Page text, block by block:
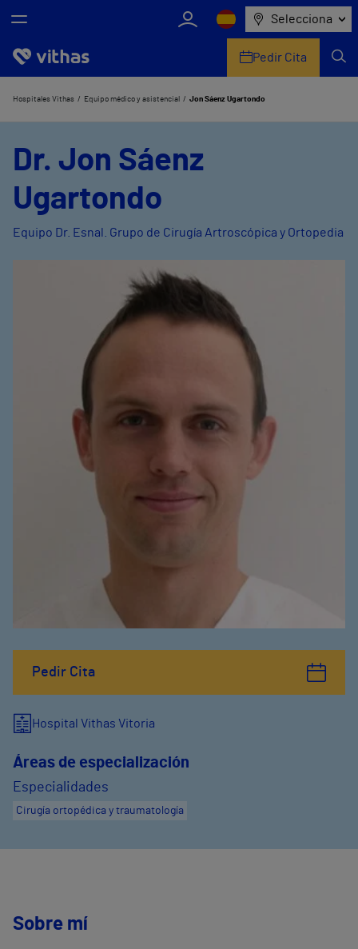
Selecciona
Nosotros
Equipo médico y asistencial
Pedir Cita
Hospitales Vithas Equipo médico y asistencial Jon Sáenz Ugartondo
Pedir Cita
Dr. Jon Sáenz
Ugartondo
Equipo Dr. Esnal. Grupo de Cirugía Artroscópica y Ortopedia
Hospital Vithas Vitoria
Áreas de especialización
Especialidades
Cirugía ortopédica y traumatología
Sobre mí